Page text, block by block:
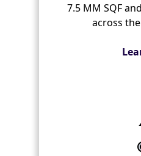
7.5 MM SQF
across